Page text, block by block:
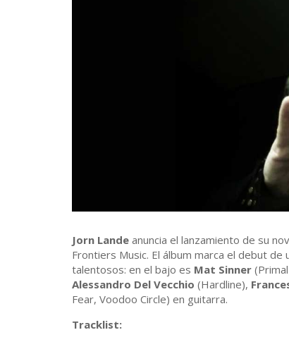
Jorn Lande anuncia el lanzamiento de su
Frontiers Music. El álbum marca el debut
talentosos: en el bajo es Mat Sinner
Alessandro Del Vecchio (Hardline),
Fear, Voodoo Circle) en guitarra.
Tracklist: